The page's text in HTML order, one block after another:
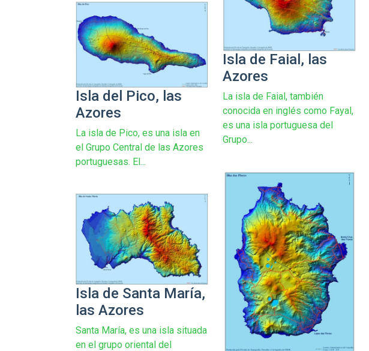
Isla de Faial, las
Azores
La isla de Faial, también
conocida en inglés como Fayal,
es una isla portuguesa del
Grupo...
Isla del Pico, las
Azores
La isla de Pico, es una isla en
el Grupo Central de las Azores
portuguesas. El...
Isla de Santa María,
las Azores
Santa María, es una isla situada
en el grupo oriental del